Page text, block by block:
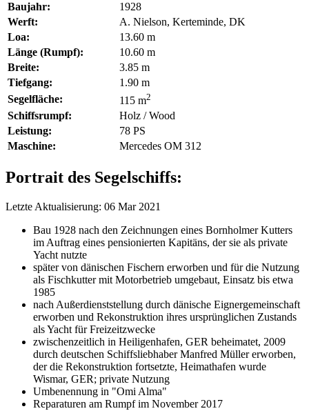
Baujahr:
1928
Werft:
A. Nielson, Kerteminde, DK
Loa:
13.60 m
Länge (Rumpf):
10.60 m
Breite:
3.85 m
Tiefgang:
1.90 m
Segelfläche:
115 m2
Schiffsrumpf:
Holz / Wood
Leistung:
78 PS
Maschine:
Mercedes OM 312
Portrait des Segelschiffs:
Letzte Aktualisierung: 06 Mar 2021
Bau 1928 nach den Zeichnungen eines Bornholmer Kutters
im Auftrag eines pensionierten Kapitäns, der sie als private
Yacht nutzte
später von dänischen Fischern erworben und für die Nutzung
als Fischkutter mit Motorbetrieb umgebaut, Einsatz bis etwa
1985
nach Außerdienststellung durch dänische Eignergemeinschaft
erworben und Rekonstruktion ihres ursprünglichen Zustands
als Yacht für Freizeitzwecke
zwischenzeitlich in Heiligenhafen, GER beheimatet, 2009
durch deutschen Schiffsliebhaber Manfred Müller erworben,
der die Rekonstruktion fortsetzte, Heimathafen wurde
Wismar, GER; private Nutzung
Umbenennung in "Omi Alma"
Reparaturen am Rumpf im November 2017